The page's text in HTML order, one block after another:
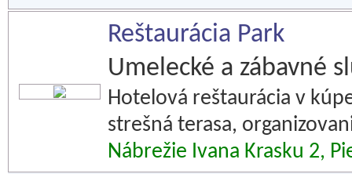
Reštaurácia Park
Umelecké a zábavné
Hotelová reštaurácia v
strešná terasa,
Nábrežie Ivana Krasku 2,